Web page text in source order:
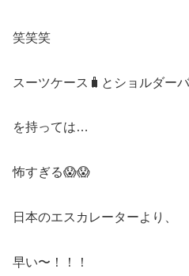
笑笑笑
スーツケース🧳とショルダー
を持っては…
怖すぎる😱😱
日本のエスカレーターより、
早い〜！！！